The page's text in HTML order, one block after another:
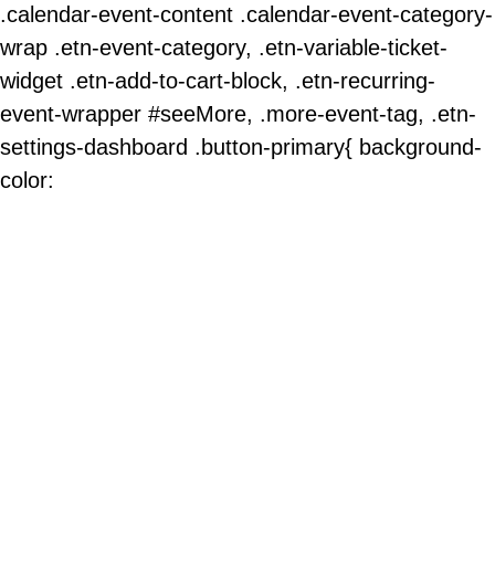
.calendar-event-content .calendar-event-category-
wrap .etn-event-category, .etn-variable-ticket-
widget .etn-add-to-cart-block, .etn-recurring-
event-wrapper #seeMore, .more-event-tag, .etn-
settings-dashboard .button-primary{ background-
color: